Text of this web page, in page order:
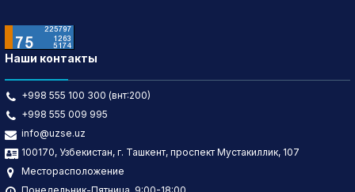
Наши контакты
+998 555 100 300 (внт:200)
+998 555 009 995
info@uzse.uz
100170, Узбекистан, г. Ташкент, проспект Мустакиллик, 107
Месторасположение